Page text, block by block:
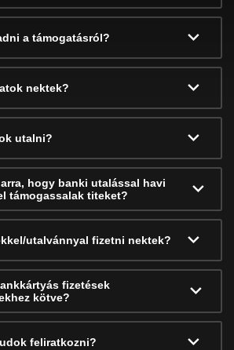
a támogatásról?
nektek?
utalni?
hogy banki utalással havi
támogassalak titeket?
utalvánnyal fizetni nektek?
fizetések
kötve?
feliratkozni?